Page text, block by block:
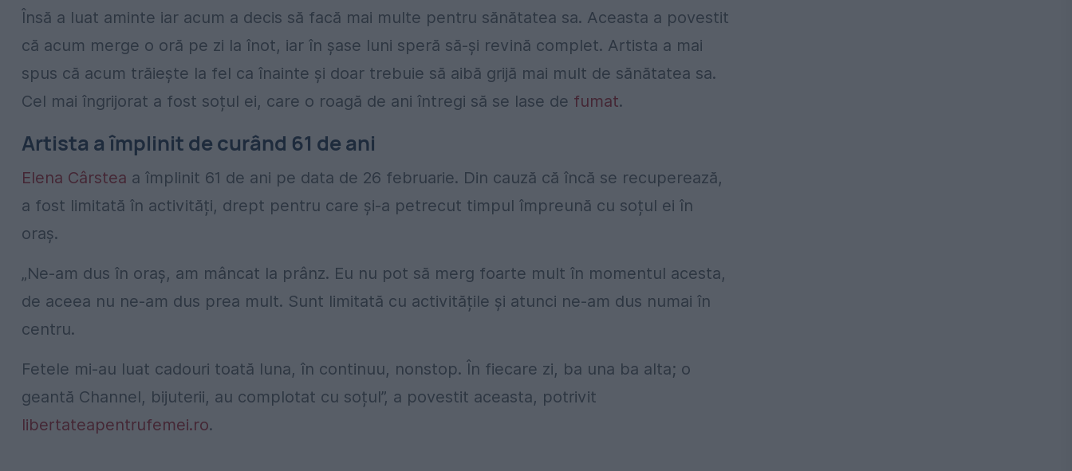
Însă a luat aminte iar acum a decis să facă mai multe pentru sănătatea sa. Aceasta a povestit
că acum merge o oră pe zi la înot, iar în șase luni speră să-și revină complet. Artista a mai
spus că acum trăiește la fel ca înainte și doar trebuie să aibă grijă mai mult de sănătatea sa.
Cel mai îngrijorat a fost soțul ei, care o roagă de ani întregi să se lase de fumat.
Artista a împlinit de curând 61 de ani
Elena Cârstea a împlinit 61 de ani pe data de 26 februarie. Din cauză că încă se recuperează,
a fost limitată în activități, drept pentru care și-a petrecut timpul împreună cu soțul ei în
oraș.
„Ne-am dus în oraș, am mâncat la prânz. Eu nu pot să merg foarte mult în momentul acesta,
de aceea nu ne-am dus prea mult. Sunt limitată cu activitățile și atunci ne-am dus numai în
centru.
Fetele mi-au luat cadouri toată luna, în continuu, nonstop. În fiecare zi, ba una ba alta; o
geantă Channel, bijuterii, au complotat cu soțul”, a povestit aceasta, potrivit
libertateapentrufemei.ro.